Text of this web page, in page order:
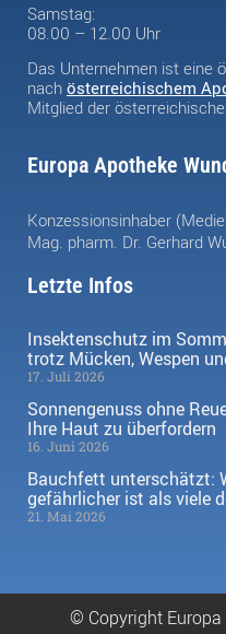
Samstag:
08.00 – 12.00 Uhr
Das Unternehmen ist eine
nach österreichischem
Mitglied der
Europa Apotheke
Konzessionsinhaber
Mag. pharm. Dr. Gerhard
Letzte Infos
Insektenschutz im
trotz Mücken, Wespen
17. Juli 2026
Sonnengenuss ohne
Ihre Haut zu überfordern
16. Juni 2026
Bauchfett unterschätzt:
gefährlicher ist als viele
21. Mai 2026
© Copyright